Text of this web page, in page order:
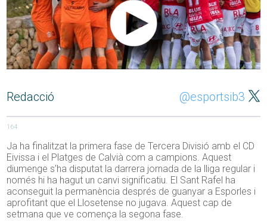
Redacció @esportsib3
164
Ja ha finalitzat la primera fase de Tercera Divisió amb el CD
Eivissa i el Platges de Calvià com a campions. Aquest
diumenge s’ha disputat la darrera jornada de la lliga regular i
només hi ha hagut un canvi significatiu. El Sant Rafel ha
aconseguit la permanència després de guanyar a Esporles i
aprofitant que el Llosetense no jugava. Aquest cap de
setmana que ve comença la segona fase.